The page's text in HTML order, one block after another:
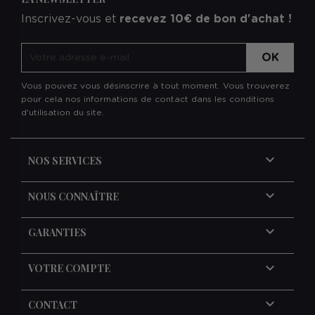
Inscrivez-vous et recevez 10€ de bon d'achat !
Vous pouvez vous désinscrire à tout moment. Vous trouverez
pour cela nos informations de contact dans les conditions
d'utilisation du site.
NOS SERVICES 
NOUS CONNAÎTRE 
GARANTIES 
VOTRE COMPTE 
CONTACT keyboard_arrow_down